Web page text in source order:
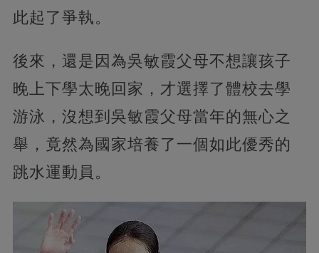
此起了爭執。
後來，還是因為吳敏霞父母不想讓孩子
晚上下學太晚回家，才選擇了體校去學
游泳，沒想到吳敏霞父母當年的無心之
舉，竟然為國家培養了一個如此優秀的
跳水運動員。